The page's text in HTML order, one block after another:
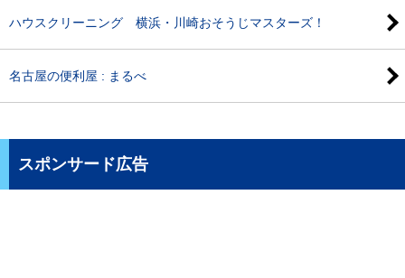
ハウスクリーニング 横浜・川崎おそうじマスターズ！
名古屋の便利屋 : まるべ
スポンサード広告